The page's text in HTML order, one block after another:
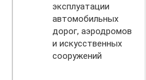
эксплуатации
автомобильных
дорог, аэродромов
и искусственных
сооружений